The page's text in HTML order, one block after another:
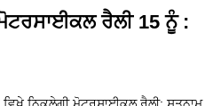
ਰੈਲੀ 15 ਨੂੰ :